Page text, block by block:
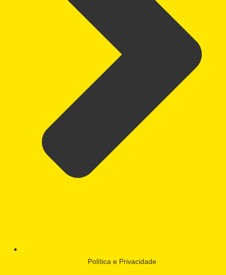
Política e Privacidade